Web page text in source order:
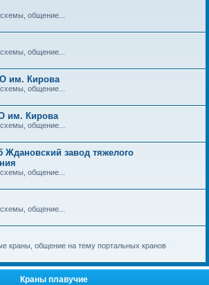
общение...
общение...
им. Кирова
общение...
им. Кирова
общение...
Ждановский завод тяжелого
общение...
общение...
краны, общение на тему портальных кранов
Краны плавучие